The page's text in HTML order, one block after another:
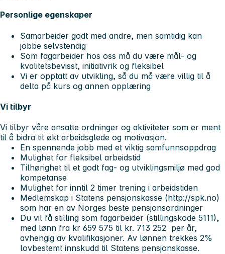
Personlige egenskaper
Samarbeider godt med andre, men samtidig kan
jobbe selvstendig
Som fagarbeider hos oss må du være mål- og
kvalitetsbevisst, initiativrik og fleksibel
Vi er opptatt av utvikling, så du må være villig til å
delta på kurs og annen opplæring
Vi tilbyr
Vi tilbyr våre ansatte ordninger og aktiviteter som er ment
til å bidra til økt arbeidsglede og motivasjon.
En spennende jobb med et viktig samfunnsoppdrag
Mulighet for fleksibel arbeidstid
Tilhørighet til et godt fag- og utviklingsmiljø med god
kompetanse
Mulighet for inntil 2 timer trening i arbeidstiden
Medlemskap i Statens pensjonskasse (http://spk.no)
som har en av Norges beste pensjonsordninger
Du vil få stilling som fagarbeider (stillingskode 5111),
med lønn fra kr 659 575 til kr. 713 252 per år,
avhengig av kvalifikasjoner. Av lønnen trekkes 2%
lovbestemt innskudd til Statens pensjonskasse.